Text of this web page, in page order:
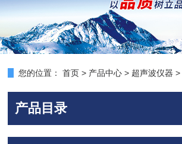
您的位置： 首页 > 产品中心 > 超声波仪器 >
产品目录